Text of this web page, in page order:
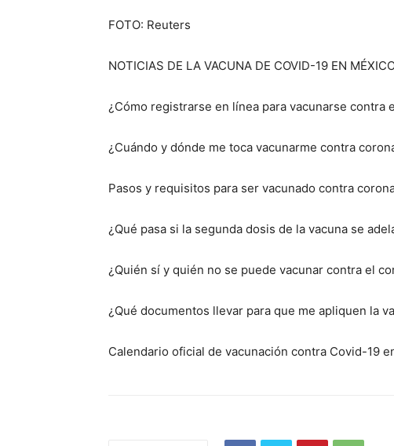
FOTO: Reuters
NOTICIAS DE LA VACUNA DE COVID-19 EN
¿Cómo registrarse en línea para vacunarse contra
¿Cuándo y dónde me toca vacunarme contra
Pasos y requisitos para ser vacunado contra
¿Qué pasa si la segunda dosis de la vacuna se
¿Quién sí y quién no se puede vacunar contra el
¿Qué documentos llevar para que me apliquen la
Calendario oficial de vacunación contra Covid-19